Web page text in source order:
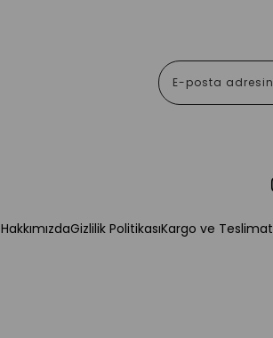
HakkımızdaGizlilik PolitikasıKargo ve Teslimat